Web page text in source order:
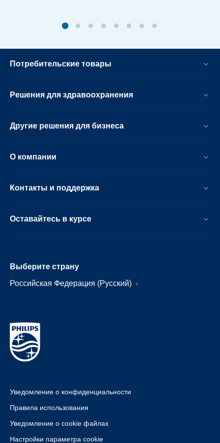
Потребительские товары
Решения для здравоохранения
Другие решения для бизнеса
О компании
Контакты и поддержка
Оставайтесь в курсе
Выберите страну
Российская Федерация (Русский)
Уведомление о конфиденциальности
Правила использования
Уведомление о cookie файлах
Настройки параметра cookie